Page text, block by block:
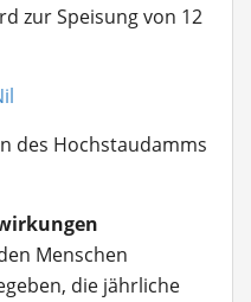
zur Speisung von 12
des Hochstaudamms
Menschen
die jährliche